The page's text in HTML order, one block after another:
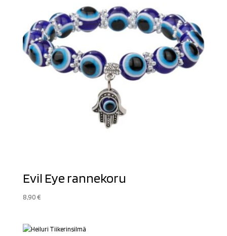
Evil Eye rannekoru
8,90€